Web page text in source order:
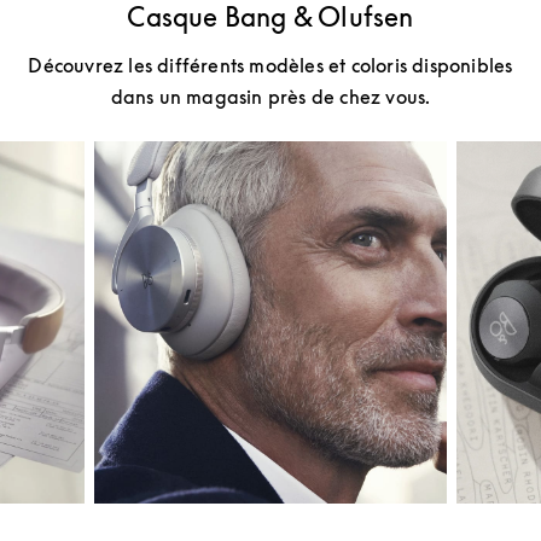
Casque Bang & Olufsen
Découvrez les différents modèles et coloris disponibles
dans un magasin près de chez vous.